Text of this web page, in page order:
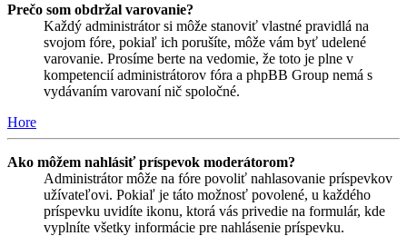
Prečo som obdržal varovanie?
Každý administrátor si môže stanoviť vlastné pravidlá na
svojom fóre, pokiaľ ich porušíte, môže vám byť udelené
varovanie. Prosíme berte na vedomie, že toto je plne v
kompetencií administrátorov fóra a phpBB Group nemá s
vydávaním varovaní nič spoločné.
Hore
Ako môžem nahlásiť príspevok moderátorom?
Administrátor môže na fóre povoliť nahlasovanie príspevkov
užívateľovi. Pokiaľ je táto možnosť povolené, u každého
príspevku uvidíte ikonu, ktorá vás privedie na formulár, kde
vyplníte všetky informácie pre nahlásenie príspevku.